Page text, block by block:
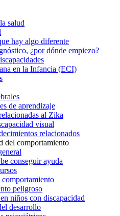
salud
hay algo diferente
¿por dónde empiezo?
en la Infancia (ECI)
de aprendizaje
al Zika
visual
relacionados
del comportamiento
conseguir ayuda
comportamiento
peligroso
niños con discapacidad
desarrollo